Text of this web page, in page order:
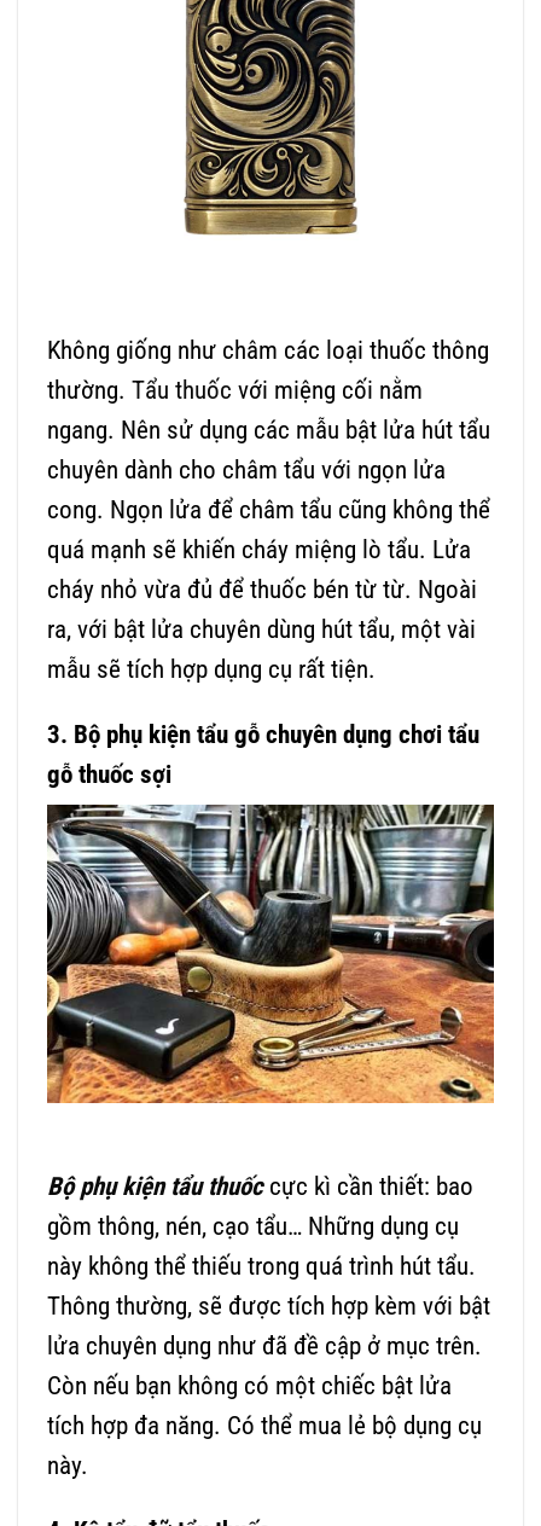
Không giống như châm các loại thuốc thông
thường. Tẩu thuốc với miệng cối nằm
ngang. Nên sử dụng các mẫu bật lửa hút tẩu
chuyên dành cho châm tẩu với ngọn lửa
cong. Ngọn lửa để châm tẩu cũng không thể
quá mạnh sẽ khiến cháy miệng lò tẩu. Lửa
cháy nhỏ vừa đủ để thuốc bén từ từ. Ngoài
ra, với bật lửa chuyên dùng hút tẩu, một vài
mẫu sẽ tích hợp dụng cụ rất tiện.
3. Bộ phụ kiện tẩu gỗ chuyên dụng chơi tẩu
gỗ thuốc sợi
Bộ phụ kiện tẩu thuốc cực kì cần thiết: bao
gồm thông, nén, cạo tẩu… Những dụng cụ
này không thể thiếu trong quá trình hút tẩu.
Thông thường, sẽ được tích hợp kèm với bật
lửa chuyên dụng như đã đề cập ở mục trên.
Còn nếu bạn không có một chiếc bật lửa
tích hợp đa năng. Có thể mua lẻ bộ dụng cụ
này.